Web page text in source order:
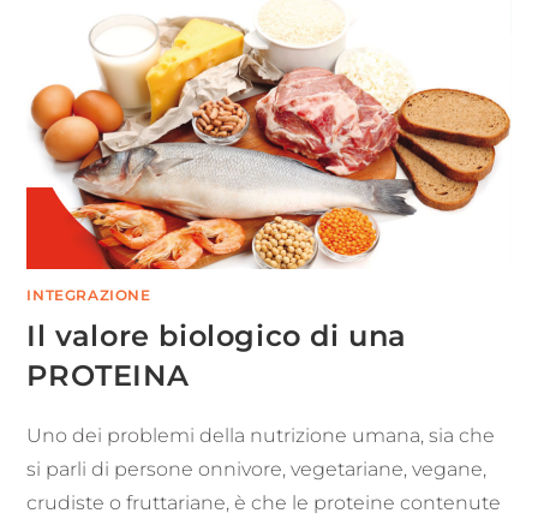
INTEGRAZIONE
Il valore biologico di una
PROTEINA
Uno dei problemi della nutrizione umana, sia che
si parli di persone onnivore, vegetariane, vegane,
crudiste o fruttariane, è che le proteine contenute